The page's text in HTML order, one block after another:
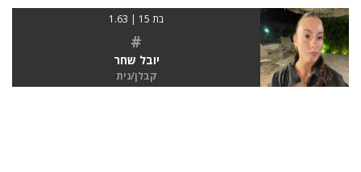
בת 15 | 1.63
#
יובל שחר
קבלן/נית